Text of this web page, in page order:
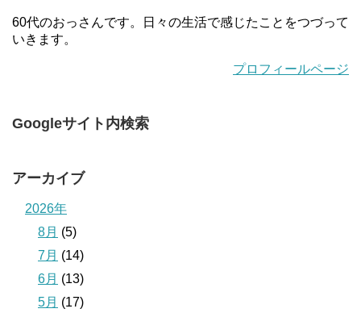
60代のおっさんです。日々の生活で感じたことをつづって
いきます。
プロフィールページ
Googleサイト内検索
アーカイブ
2026年
8月 (5)
7月 (14)
6月 (13)
5月 (17)